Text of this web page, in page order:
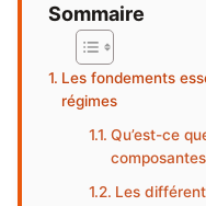
Sommaire
Les fondements
régimes
Qu’est-ce
Les